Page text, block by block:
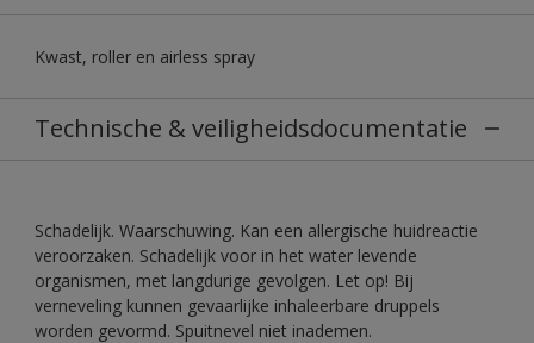
Kwast, roller en airless spray
Technische & veiligheidsdocumentatie
Schadelijk. Waarschuwing. Kan een allergische huidreactie
veroorzaken. Schadelijk voor in het water levende
organismen, met langdurige gevolgen. Let op! Bij
verneveling kunnen gevaarlijke inhaleerbare druppels
worden gevormd. Spuitnevel niet inademen.